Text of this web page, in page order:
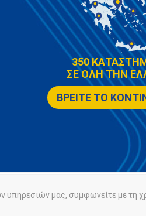
350
ΣΕ ΟΛΗ ΤΗΝ
ΒΡΕΙΤΕ ΤΟ
υπηρεσιών μας, συμφωνείτε με τη